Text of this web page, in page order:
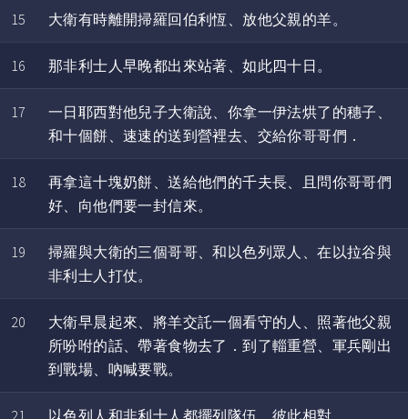
15 大衛有時離開掃羅回伯利恆、放他父親的羊。
16 那非利士人早晚都出來站著、如此四十日。
17
一日耶西對他兒子大衛說、你拿一伊法烘了的穗子、
和十個餅、速速的送到營裡去、交給你哥哥們．
18
再拿這十塊奶餅、送給他們的千夫長、且問你哥哥們
好、向他們要一封信來。
19
掃羅與大衛的三個哥哥、和以色列眾人、在以拉谷與
非利士人打仗。
20
大衛早晨起來、將羊交託一個看守的人、照著他父親
所吩咐的話、帶著食物去了．到了輜重營、軍兵剛出
到戰場、吶喊要戰。
21 以色列人和非利士人都擺列隊伍、彼此相對。